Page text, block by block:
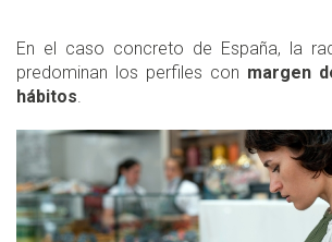
En el caso concreto de España, la
predominan los perfiles con margen
hábitos